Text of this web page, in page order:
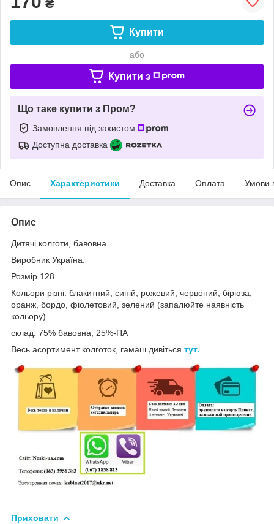
₴
Купити
або
Купити з
Що таке купити з Пром?
Замовлення під захистом
Доступна доставка
Опис Характеристики Доставка Оплата Умови
Опис
Дитячі колготи, бавовна.
Виробник Україна.
Розмір 128.
Кольори різні: блакитний, синій, рожевий, червоний, бірюза,
оранж, бордо, фіолетовий, зелений (запалюйте наявність
кольору).
склад: 75% бавовна, 25%-ПА
Весь асортимент колготок, гамаш дивіться тут.
Приховати